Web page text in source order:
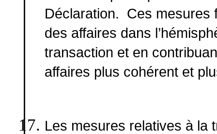
Déclaration. Ces mesures
des affaires dans
transaction et en
affaires plus cohérent et
Les mesures relatives à la